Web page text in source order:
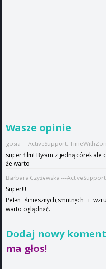
Wasze opinie
gosia ---
super film! Byłam z jedną córek ale
że warto.
Barbara Czyżewska ---
Super!!!
Pełen śmiesznych,smutnych i
warto oglądnąć.
Dodaj nowy
ma głos!